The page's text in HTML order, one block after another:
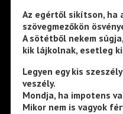
Az egértől sikítson,
szövegmezőkön
A sötétből nekem
kik lájkolnak, esetleg
Legyen egy kis
veszély.
Mondja, ha impotens
Mikor nem is vagyok